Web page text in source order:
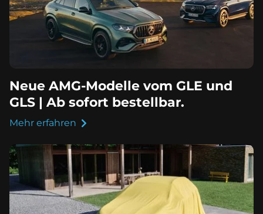
Neue AMG-Modelle vom GLE und
GLS | Ab sofort bestellbar.
Mehr erfahren